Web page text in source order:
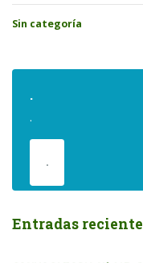
Sin categoría
.
.
.
Entradas